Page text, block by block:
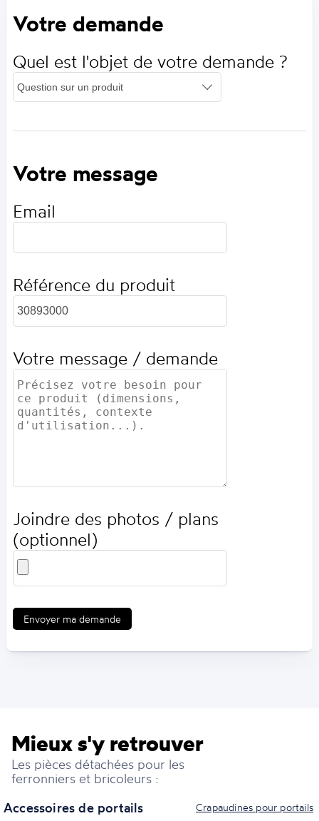
Votre demande
Quel est l'objet de votre demande ?
Votre message
Email
Référence du produit
Votre message / demande
Joindre des photos / plans
(optionnel)
Envoyer ma demande
Mieux s'y retrouver
Les pièces détachées pour les
ferronniers et bricoleurs :
Accessoires de portails
Crapaudines pour portails